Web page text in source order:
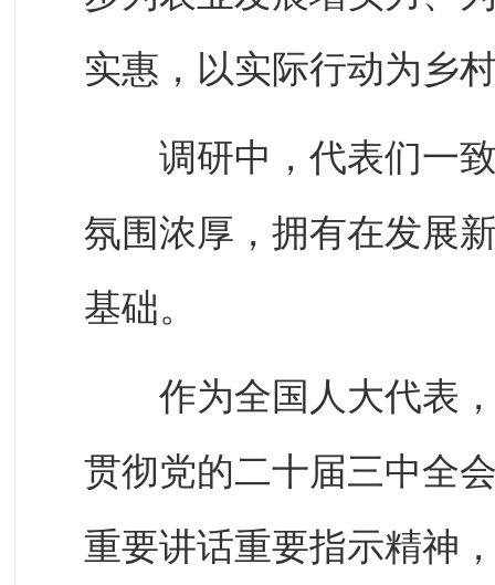
实惠，以实际行动为乡
调研中，代表们一致
氛围浓厚，拥有在发展
基础。
作为全国人大代表，
贯彻党的二十届三中全
重要讲话重要指示精神